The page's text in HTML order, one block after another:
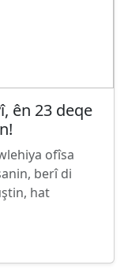
ên 23 deqe
ofîsa
berî di
hat